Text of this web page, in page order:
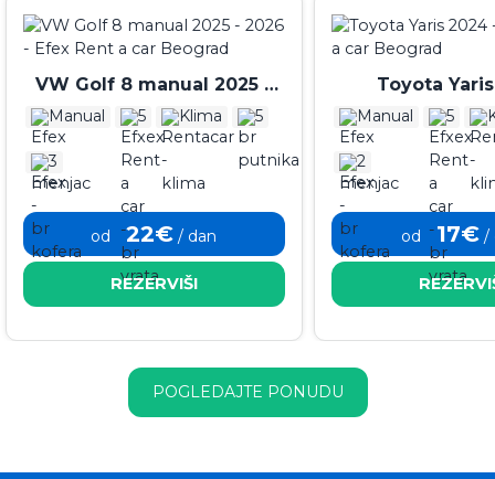
VW Golf 8 manual 2025 -
2026
Manual 5 Klima 5
3
od 22€ / dan
REZERVIŠI
Toyota
Manual 5
2
od 17€ /
POGLEDAJTE PONUDU